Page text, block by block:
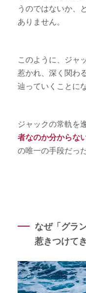
うのではないか、
ありません。
このように、ジャ
惹かれ、深く関わ
辿っていくことに
ジャックの常軌を
者なのか分からない
の唯一の手段だっ
なぜ「グラ
惹きつけて